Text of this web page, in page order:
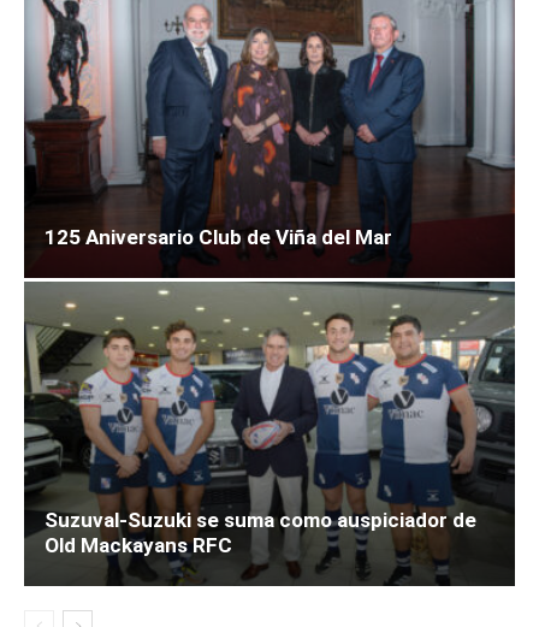
125 Aniversario Club de Viña del Mar
Suzuval-Suzuki se suma como auspiciador de
Old Mackayans RFC